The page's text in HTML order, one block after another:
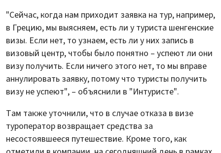
"Сейчас, когда нам приходит заявка на тур, например,
в Грецию, мы выясняем, есть ли у туриста шенгенские
визы. Если нет, то узнаем, есть ли у них запись в
визовый центр, чтобы было понятно – успеют ли они
визу получить. Если ничего этого нет, то мы вправе
аннулировать заявку, потому что туристы получить
визу не успеют", – объяснили в "Интуристе".
Там также уточнили, что в случае отказа в визе
туроператор возвращает средства за
несостоявшееся путешествие. Кроме того, как